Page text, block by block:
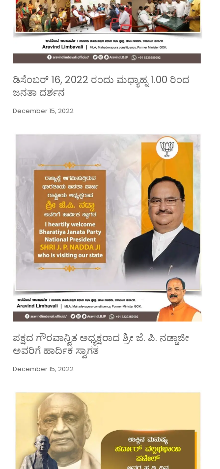
ಡಿಸೆಂಬರ್ 16, 2022 ರಂದು ಮಧ್ಯಾಹ್ನ 1.00 ರಿಂದ
ಜನತಾ ದರ್ಶನ
December 15, 2022
ಪಕ್ಷದ ಗೌರವಾನ್ವಿತ ಅಧ್ಯಕ್ಷರಾದ ಶ್ರೀ ಜೆ. ಪಿ. ನಡ್ಡಾಜೀ
ಅವರಿಗೆ ಹಾರ್ದಿಕ ಸ್ವಾಗತ
December 15, 2022